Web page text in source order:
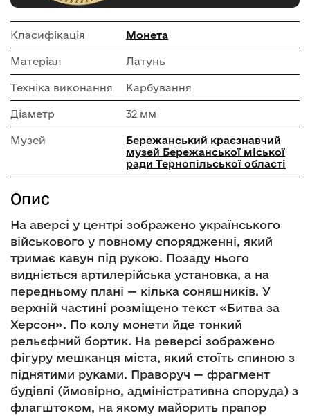
Класифікація Монета
Матеріал Латунь
Техніка виконання Карбування
Діаметр 32 мм
Музей
Бережанський краєзнавчий
музей Бережанської міської
ради Тернопільської області
Опис
На аверсі у центрі зображено українського
військового у повному спорядженні, який
тримає кавун під рукою. Позаду нього
видніється артилерійська установка, а на
передньому плані — кілька соняшників. У
верхній частині розміщено текст «Битва за
Херсон». По колу монети йде тонкий
рельєфний бортик. На реверсі зображено
фігуру мешканця міста, який стоїть спиною з
піднятими руками. Праворуч — фрагмент
будівлі (ймовірно, адміністративна споруда) з
флагштоком, на якому майорить прапор